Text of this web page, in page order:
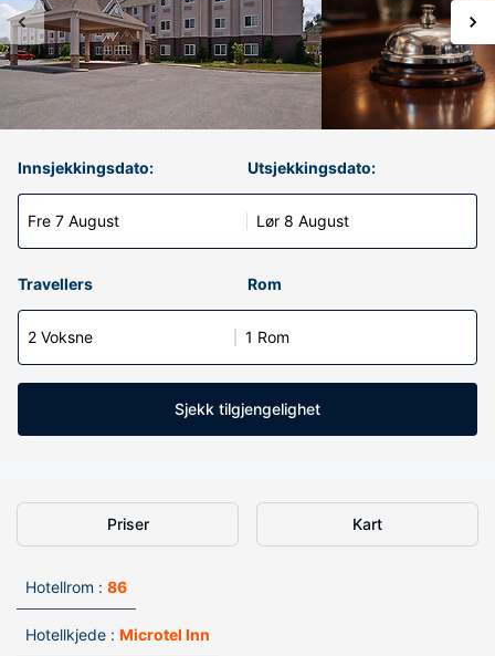
Innsjekkingsdato:
Fre 7 August
Utsjekkingsdato:
Lør 8 August
Travellers Rom
2 Voksne 1 Rom
Sjekk tilgjengelighet
Priser Kart
Hotellrom : 86
Hotellkjede : Microtel Inn